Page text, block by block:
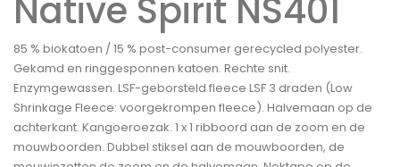
Native Spirit NS401
85 % biokatoen / 15 % post-consumer gerecycled polyester.
Gekamd en ringgesponnen katoen. Rechte snit.
Enzymgewassen. LSF-geborsteld fleece LSF 3 draden (Low
Shrinkage Fleece: voorgekrompen fleece). Halvemaan op de
achterkant. Kangoeroezak. 1 x 1 ribboord aan de zoom en de
mouwboorden. Dubbel stiksel aan de mouwboorden, de